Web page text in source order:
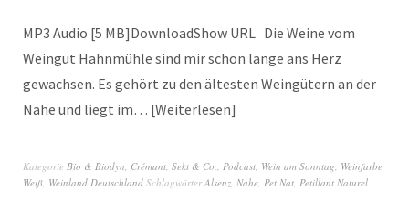
MP3 Audio [5 MB]DownloadShow URL Die Weine vom
Weingut Hahnmühle sind mir schon lange ans Herz
gewachsen. Es gehört zu den ältesten Weingütern an der
Nahe und liegt im… Weiterlesen
Kategorie Bio & Biodyn, Crémant, Sekt & Co., Podcast, Wein am Sonntag, Weinfarbe
Weiß, Weinland Deutschland SchlagwörterAlsenz, Nahe, Pet Nat, Petillant Naturel